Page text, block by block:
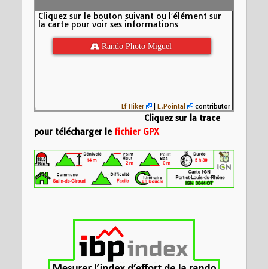
 Rando Photo Miguel
100
Distance (km)
Nom:Rando
Distance:
Altitude minimum:
Altitude maximum:
Cliquez sur le bouton suivant ou l′élément sur
la carte pour voir ses informations
Lf Hiker | E.Pointal contributor
Cliquez sur la trace
pour télécharger le fichier GPX